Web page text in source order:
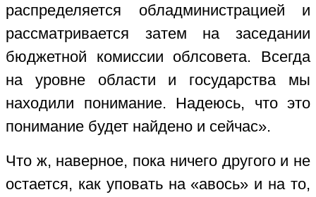
распределяется обладминистрацией и
рассматривается затем на заседании
бюджетной комиссии облсовета. Всегда
на уровне области и государства мы
находили понимание. Надеюсь, что это
понимание будет найдено и сейчас».
Что ж, наверное, пока ничего другого и не
остается, как уповать на «авось» и на то,